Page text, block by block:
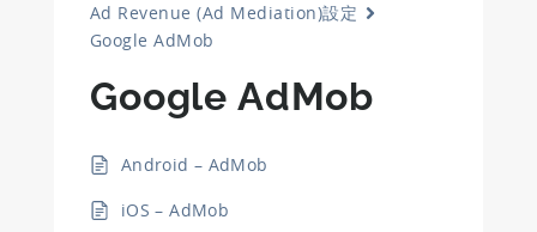
Ad Revenue (Ad Mediation)設定
Google AdMob
Google AdMob
Android – AdMob
iOS – AdMob